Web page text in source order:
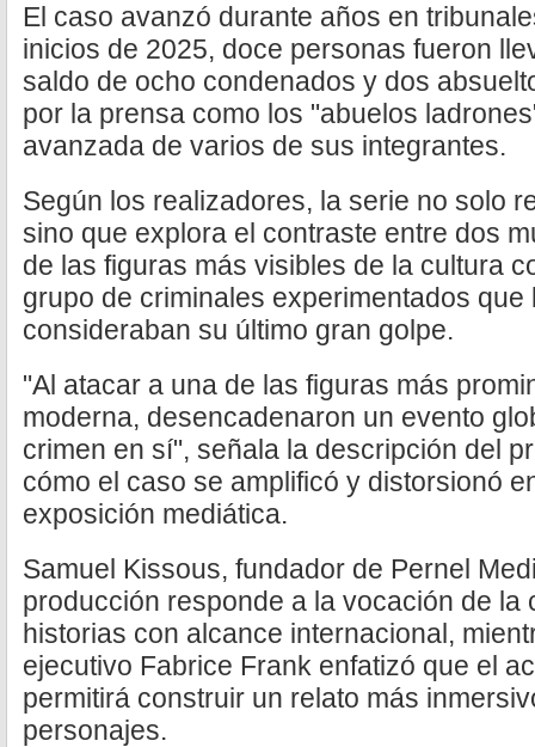
El caso avanzó durante años en
inicios de 2025, doce personas fueron
saldo de ocho condenados y dos
por la prensa como los "abuelos
avanzada de varios de sus integrantes.
Según los realizadores, la serie no solo
sino que explora el contraste entre dos
de las figuras más visibles de la cultura
grupo de criminales experimentados
consideraban su último gran golpe.
"Al atacar a una de las figuras más
moderna, desencadenaron un evento
crimen en sí", señala la descripción del
cómo el caso se amplificó y distorsionó
exposición mediática.
Samuel Kissous, fundador de Pernel
producción responde a la vocación de la
historias con alcance internacional,
ejecutivo Fabrice Frank enfatizó que el
permitirá construir un relato más
personajes.